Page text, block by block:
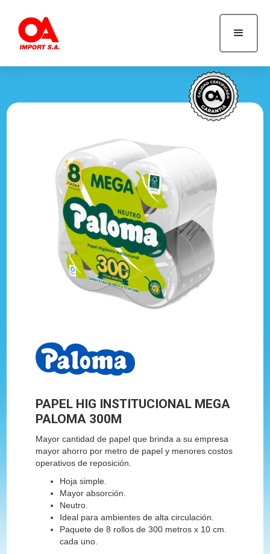
PAPEL HIG INSTITUCIONAL MEGA
PALOMA 300M
Mayor cantidad de papel que brinda a su empresa
mayor ahorro por metro de papel y menores costos
operativos de reposición.
Hoja simple.
Mayor absorción.
Neutro.
Ideal para ambientes de alta circulación.
Paquete de 8 rollos de 300 metros x 10 cm.
cada uno.